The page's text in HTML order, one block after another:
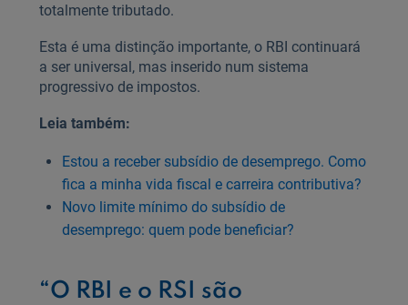
totalmente tributado.
Esta é uma distinção importante, o RBI continuará
a ser universal, mas inserido num sistema
progressivo de impostos.
Leia também:
Estou a receber subsídio de desemprego. Como
fica a minha vida fiscal e carreira contributiva?
Novo limite mínimo do subsídio de
desemprego: quem pode beneficiar?
“O RBI e o RSI são